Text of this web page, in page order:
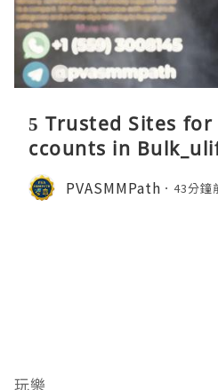
5 Trusted Sites
ccounts in
PVASMMPath 43分鐘
玩樂